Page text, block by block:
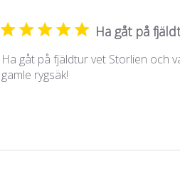
Ha gåt på
Ha gåt på fjäldtur vet Storlien och
gamle rygsäk!